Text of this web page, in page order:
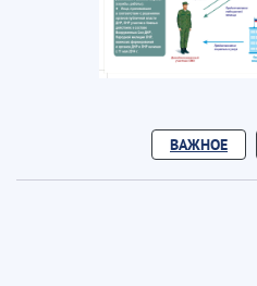
ВАЖНОЕ